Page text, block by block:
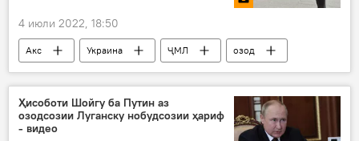
4 июли 2022, 18:50
Акс Украина ҶМЛ озод
Ҳисоботи Шойгу ба Путин аз
озодсозии Луганску нобудсозии ҳариф
- видео